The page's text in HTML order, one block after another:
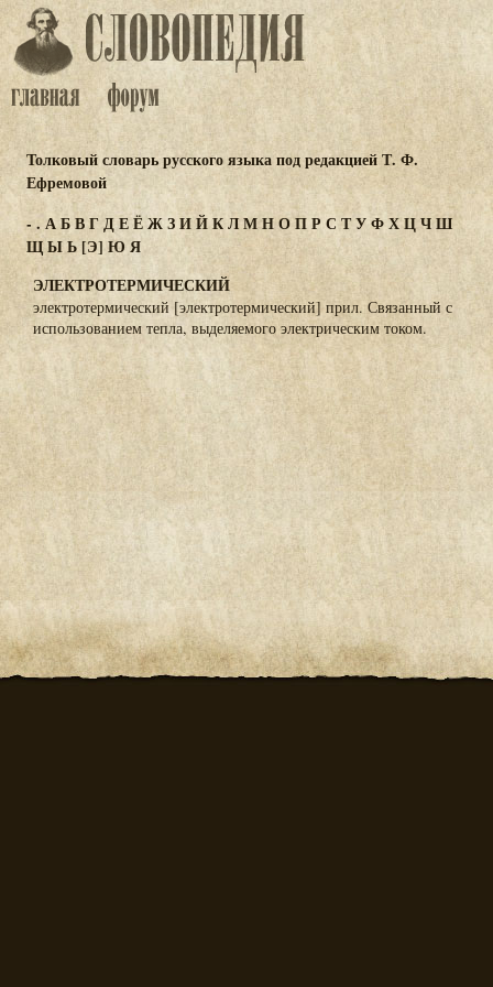
Толковый словарь русского языка под редакцией Т. Ф.
Ефремовой
- . АБВГДЕЁЖЗИЙКЛМНОПР С ТУФХЦЧШ
ЩЫЬ[Э] ЮЯ
ЭЛЕКТРОТЕРМИЧЕСКИЙ
электротермический [электротермический] прил. Связанный с
использованием тепла, выделяемого электрическим током.